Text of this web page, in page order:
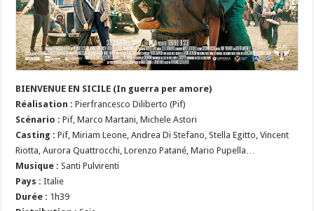
BIENVENUE EN SICILE (In guerra per amore)
Réalisation :Pierfrancesco Diliberto (Pif)
Scénario :Pif, Marco Martani, Michele Astori
Casting :Pif, Miriam Leone, Andrea Di Stefano, Stella Egitto, Vincent
Riotta, Aurora Quattrocchi, Lorenzo Patané, Mario Pupella…
Musique : Santi Pulvirenti
Pays : Italie
Durée : 1h39